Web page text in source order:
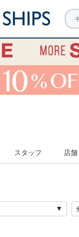
スタッフ 店舗